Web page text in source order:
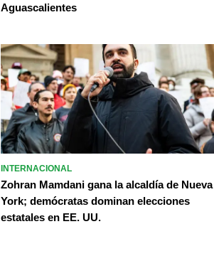
Aguascalientes
INTERNACIONAL
Zohran Mamdani gana la alcaldía de Nueva
York; demócratas dominan elecciones
estatales en EE. UU.